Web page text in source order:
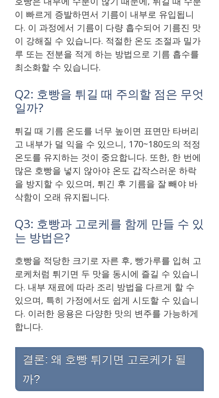
이 빠르게 증발하면서 기름이 내부로 유입됩니
다. 이 과정에서 기름이 다량 흡수되어 기름진 맛
이 강해질 수 있습니다. 적절한 온도 조절과 밀가
루 또는 전분을 적게 하는 방법으로 기름 흡수를
최소화할 수 있습니다.
Q2: 호빵을 튀길 때 주의할 점은 무엇
일까?
튀길 때 기름 온도를 너무 높이면 표면만 타버리
고 내부가 덜 익을 수 있으니, 170~180도의 적정
온도를 유지하는 것이 중요합니다. 또한, 한 번에
많은 호빵을 넣지 않아야 온도 갑작스러운 하락
을 방지할 수 있으며, 튀긴 후 기름을 잘 빼야 바
삭함이 오래 유지됩니다.
Q3: 호빵과 고로케를 함께 만들 수 있
는 방법은?
호빵을 적당한 크기로 자른 후, 빵가루를 입혀 고
로케처럼 튀기면 두 맛을 동시에 즐길 수 있습니
다. 내부 재료에 따라 조리 방법을 다르게 할 수
있으며, 특히 가정에서도 쉽게 시도할 수 있습니
다. 이러한 응용은 다양한 맛의 변주를 가능하게
합니다.
결론: 왜 호빵 튀기면 고로케가 될
까?